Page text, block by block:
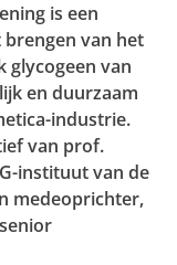
is een
van het
glycogeen van
en duurzaam
industrie.
van prof.
instituut van de
medeoprichter,